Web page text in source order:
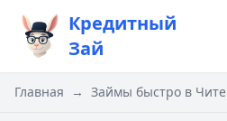
Кредитный
Зай
Главная → Займы быстро в Чите